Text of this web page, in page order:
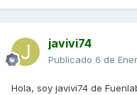
javivi74
Publicado 6 de
Hola, soy javivi74 de